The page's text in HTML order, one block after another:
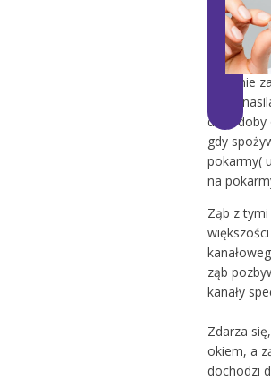
bolesna
objętość
zębowej
O stanie
silny i
dwie doby
gdy
pokarmy(
na
Ząb z
ząb
kanały
Zdarza
okiem, a
dochodzi